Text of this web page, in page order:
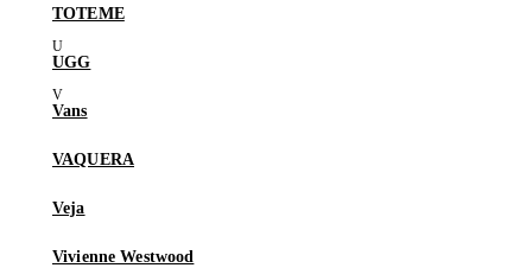
TOTEME
UGG
Vans
VAQUERA
Veja
Vivienne Westwood